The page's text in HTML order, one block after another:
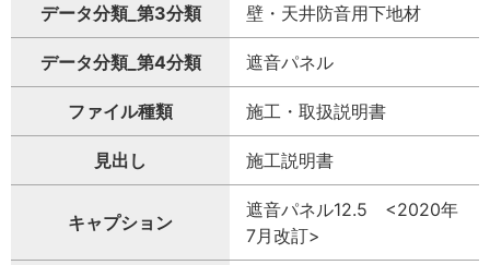
データ分類_第3分類 壁・天井防音用下地材
データ分類_第4分類 遮音パネル
ファイル種類 施工・取扱説明書
見出し 施工説明書
キャプション
遮音パネル12.5 <2020年
7月改訂>